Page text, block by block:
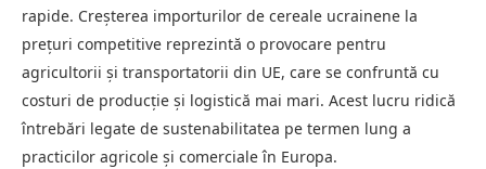
rapide. Creșterea importurilor de cereale ucrainene la
prețuri competitive reprezintă o provocare pentru
agricultorii și transportatorii din UE, care se confruntă cu
costuri de producție și logistică mai mari. Acest lucru ridică
întrebări legate de sustenabilitatea pe termen lung a
practicilor agricole și comerciale în Europa.